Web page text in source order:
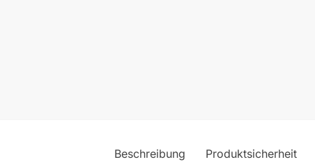
Beschreibung Produktsicherheit